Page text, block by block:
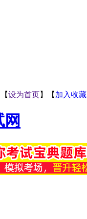
【设为首页】【 加入收藏